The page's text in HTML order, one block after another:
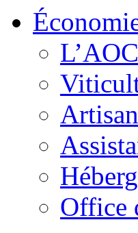
Office